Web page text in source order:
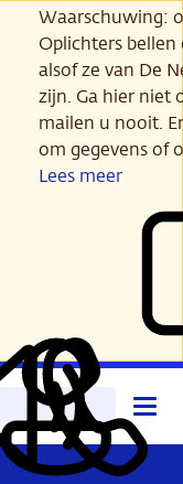
Waarschuwing:
Oplichters
alsof ze van De
zijn. Ga hier niet
mailen u nooit.
om gegevens of
Lees meer
Lees
voor
Mijn
DNB
Contact